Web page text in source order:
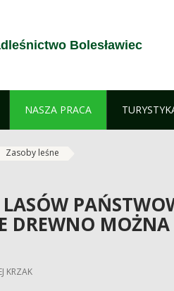
Bolesławiec
NASZA PRACA
Zasoby leśne
LASÓW
DREWNO
KRZAK